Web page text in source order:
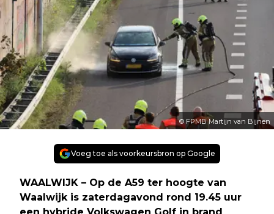
© FPMB Martijn van Bijnen
Voeg toe als voorkeursbron op Google
WAALWIJK – Op de A59 ter hoogte van
Waalwijk is zaterdagavond rond 19.45 uur
een hybride Volkswagen Golf in brand